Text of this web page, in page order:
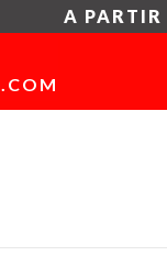
A PARTIR